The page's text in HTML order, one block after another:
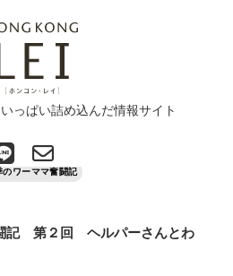
っぱい詰め込んだ情報サイト
奮闘記 第２回 ヘルパーさんとわたしたち
のワーママ奮闘記
記 第２回 ヘルパーさんとわ